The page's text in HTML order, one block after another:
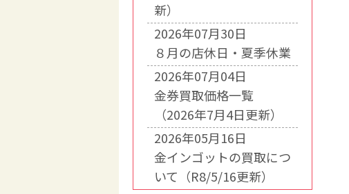
新）
2026年07月30日
８月の店休日・夏季休業
2026年07月04日
金券買取価格一覧
（2026年7月4日更新）
2026年05月16日
金インゴットの買取につ
いて（R8/5/16更新）